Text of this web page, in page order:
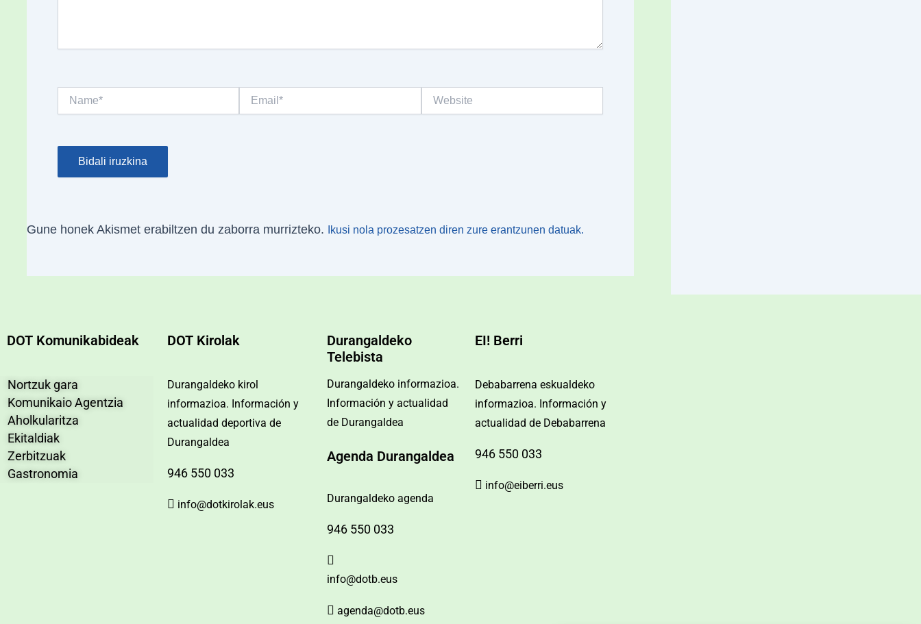
Gune honek Akismet erabiltzen du zaborra murrizteko. Ikusi nola prozesatzen diren zure erantzunen datuak.
DOT Komunikabideak
Nortzuk gara
Komunikaio Agentzia
Aholkularitza
Ekitaldiak
Zerbitzuak
Gastronomia
DOT Kirolak
Durangaldeko kirol
informazioa. Información y
actualidad deportiva de
Durangaldea
946 550 033
info@dotkirolak.eus
Durangaldeko
Telebista
Durangaldeko informazioa.
Información y actualidad
de Durangaldea
Agenda Durangaldea
Durangaldeko agenda
946 550 033
info@dotb.eus
agenda@dotb.eus
EI! Berri
Debabarrena eskualdeko
informazioa. Información y
actualidad de Debabarrena
946 550 033
info@eiberri.eus